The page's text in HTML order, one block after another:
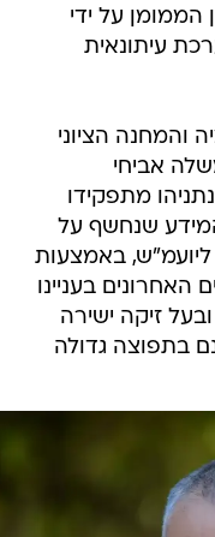
הממומן על ידי
עיתונאית
והמחנה הציוני
אביחי
מתפקידו
שנחשף על
ליועמ"ש, באמצעות
האחרונים בעניינו
זיקה ישירה
בתפוצה גדולה